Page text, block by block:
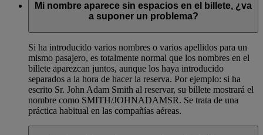
Mi nombre aparece sin espacios en el billete, ¿va
a suponer un problema?
Si ha introducido varios nombres o varios apellidos para un
mismo pasajero, es totalmente normal que los nombres en el
billete aparezcan juntos, aunque los haya introducido
separados a la hora de hacer la reserva. Por ejemplo: si ha
escrito Sr. John Adam Smith al reservar, su billete mostrará el
nombre como SMITH/JOHNADAMSR. Se trata de una
práctica habitual en las compañías aéreas.